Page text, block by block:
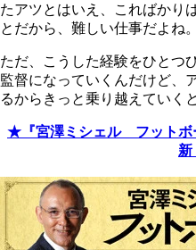
たアツとはいえ、こればかり
とだから、難しい仕事だよね。
ただ、こうした経験をひとつ
監督になっていくんだけど、
るからきっと乗り越えていく
★『宮澤ミシェル フットボ